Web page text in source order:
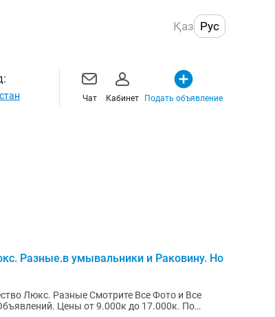
Қаз Рус
Чат Кабинет Подать объявление
Разные.в умывальники и Раковину. Но
Люкс. Разные Смотрите Все Фото и Все
Цены от 9.000к до 17.000к. По